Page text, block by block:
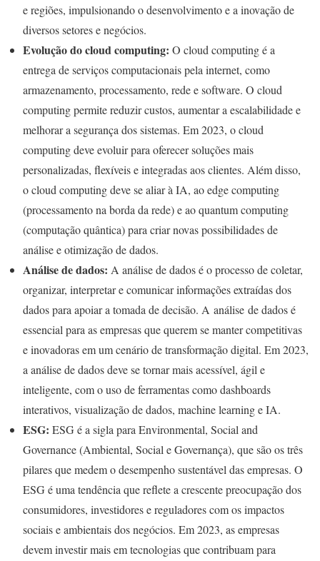
e regiões, impulsionando o desenvolvimento e a inovação de
diversos setores e negócios.
Evolução do cloud computing: O cloud computing é a
entrega de serviços computacionais pela internet, como
armazenamento, processamento, rede e software. O cloud
computing permite reduzir custos, aumentar a escalabilidade e
melhorar a segurança dos sistemas. Em 2023, o cloud
computing deve evoluir para oferecer soluções mais
personalizadas, flexíveis e integradas aos clientes. Além disso,
o cloud computing deve se aliar à IA, ao edge computing
(processamento na borda da rede) e ao quantum computing
(computação quântica) para criar novas possibilidades de
análise e otimização de dados.
Análise de dados: A análise de dados é o processo de coletar,
organizar, interpretar e comunicar informações extraídas dos
dados para apoiar a tomada de decisão. A análise de dados é
essencial para as empresas que querem se manter competitivas
e inovadoras em um cenário de transformação digital. Em 2023,
a análise de dados deve se tornar mais acessível, ágil e
inteligente, com o uso de ferramentas como dashboards
interativos, visualização de dados, machine learning e IA.
ESG: ESG é a sigla para Environmental, Social and
Governance (Ambiental, Social e Governança), que são os três
pilares que medem o desempenho sustentável das empresas. O
ESG é uma tendência que reflete a crescente preocupação dos
consumidores, investidores e reguladores com os impactos
sociais e ambientais dos negócios. Em 2023, as empresas
devem investir mais em tecnologias que contribuam para